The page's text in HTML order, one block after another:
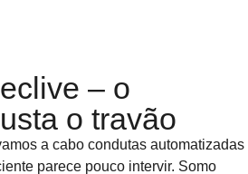
– o
o travão
a cabo condutas automatizadas
parece pouco intervir. Somo